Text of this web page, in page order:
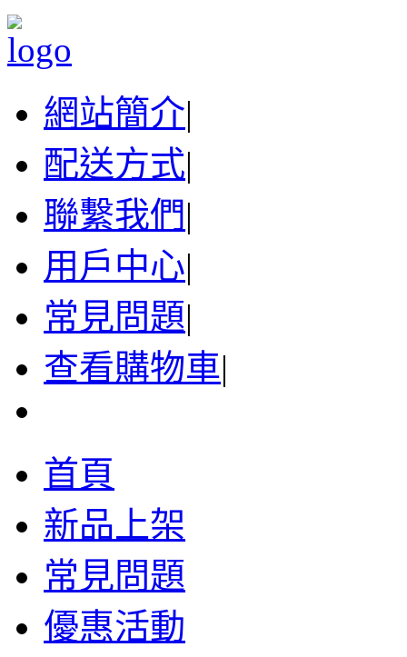
網站簡介|
配送方式|
聯繫我們|
用戶中心|
常見問題|
查看購物車|
首頁
新品上架
常見問題
優惠活動